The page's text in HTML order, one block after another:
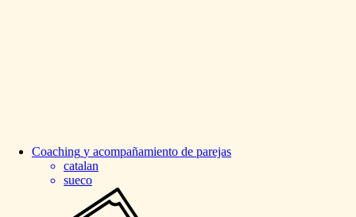
Coaching y acompañamiento de parejas
catalan
sueco